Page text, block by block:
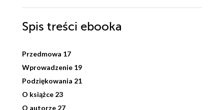
Spis treści ebooka
Przedmowa 17
Wprowadzenie 19
Podziękowania 21
O książce 23
O autorze 27